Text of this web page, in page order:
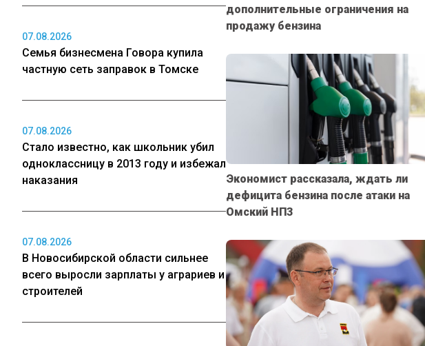
07.08.2026
Семья бизнесмена Говора купила
частную сеть заправок в Томске
07.08.2026
Стало известно, как школьник убил
одноклассницу в 2013 году и избежал
наказания
07.08.2026
В Новосибирской области сильнее
всего выросли зарплаты у аграриев и
строителей
дополнительные ограничения на
продажу бензина
Экономист рассказала, ждать ли
дефицита бензина после атаки на
Омский НПЗ